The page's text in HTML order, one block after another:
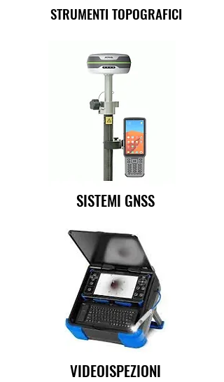
STRUMENTI TOPOGRAFICI
SISTEMI GNSS
VIDEOISPEZIONI